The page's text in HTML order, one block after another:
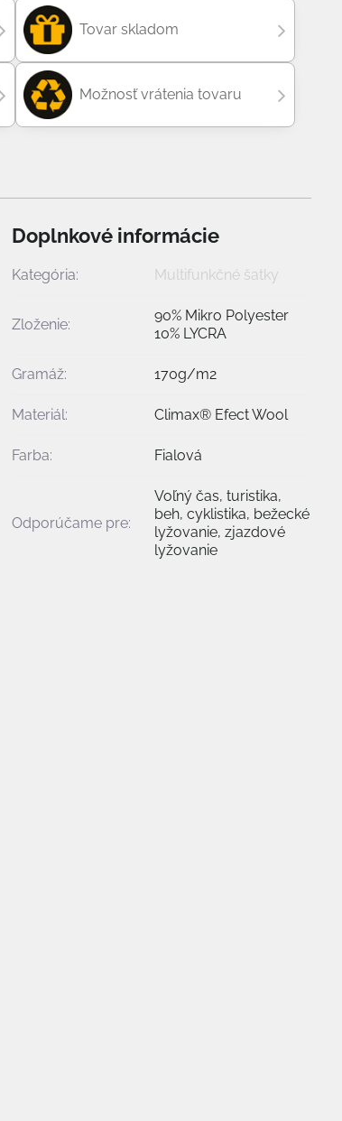
Tovar skladom
Možnosť vrátenia tovaru
Doplnkové informácie
Kategória: Multifunkčné šatky
Zloženie:
90% Mikro Polyester
10% LYCRA
Gramáž: 170g/m2
Materiál: Climax® Efect Wool
Farba: Fialová
Odporúčame pre:
Voľný čas, turistika,
beh, cyklistika, bežecké
lyžovanie, zjazdové
lyžovanie